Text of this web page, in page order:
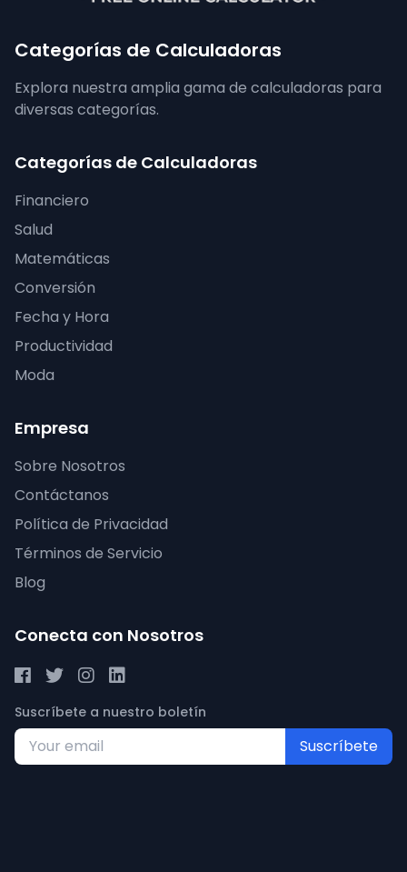
Categorías de Calculadoras
Explora nuestra amplia gama de calculadoras para
diversas categorías.
Categorías de Calculadoras
Financiero
Salud
Matemáticas
Conversión
Fecha y Hora
Productividad
Moda
Empresa
Sobre Nosotros
Contáctanos
Política de Privacidad
Términos de Servicio
Blog
Conecta con Nosotros
Suscríbete a nuestro boletín
Suscríbete